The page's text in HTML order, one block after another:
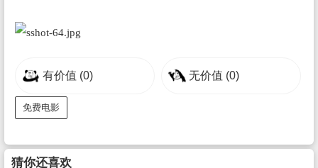
有价值 (0) 无价值 (0)
免费电影
猜你还喜欢